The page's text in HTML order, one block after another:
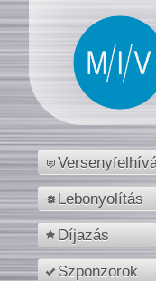
Lebonyolítás
Díjazás
Szponzorok